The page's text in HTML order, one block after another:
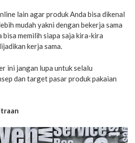
lain agar produk Anda bisa dikenal
mudah yakni dengan bekerja sama
bisa memilih siapa saja kira-kira
kerja sama.
ini jangan lupa untuk selalu
dan target pasar produk pakaian